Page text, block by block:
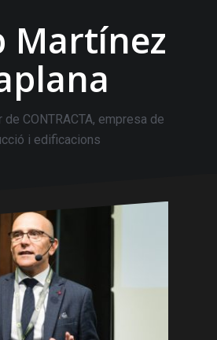
Martínez
CONTRACTA, empresa de
i edificacions